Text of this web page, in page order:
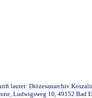
lautet: Diözesanarchiv
Ludwigsweg 10, 49152 Bad